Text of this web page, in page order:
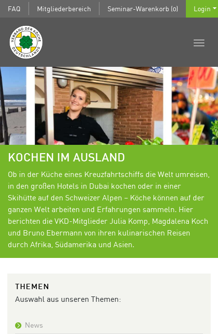
FAQ Mitgliederbereich Seminar-Warenkorb (0) Login
KOCHEN IM AUSLAND
Ob in der Küche eines Kreuzfahrtschiffs die Welt umreisen,
in den großen Hotels in Dubai kochen oder in einer
Skihütte auf den Schweizer Alpen – Köche können auf der
ganzen Welt arbeiten und Erfahrungen sammeln. Hier
berichten die VKD-Mitglieder Julia Komp, Magdalena Koch
und Bruno Ebermann von ihren kulinarischen Reisen
durch Afrika, Südamerika und Asien.
THEMEN
Auswahl aus unseren Themen:
News